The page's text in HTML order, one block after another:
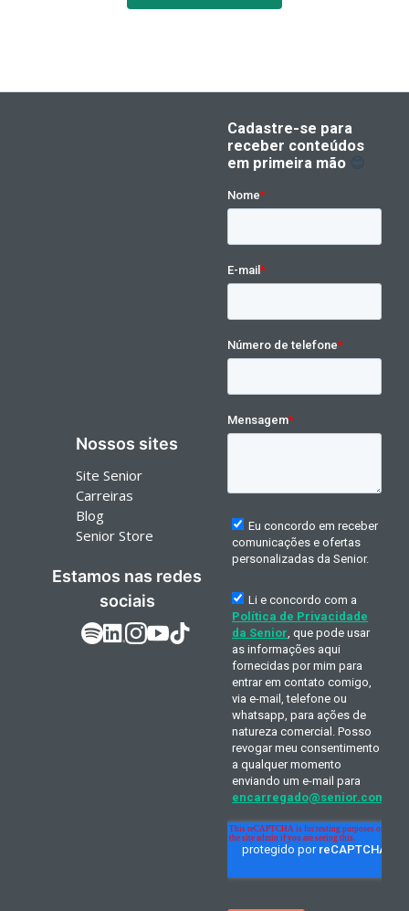
Nossos sites
Site Senior
Carreiras
Blog
Senior Store
Estamos nas redes
sociais